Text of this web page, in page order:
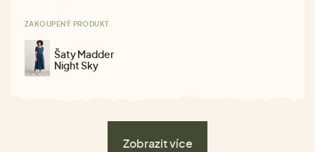
ZAKOUPENÝ PRODUKT
Šaty Madder
Night Sky
Zobrazit více